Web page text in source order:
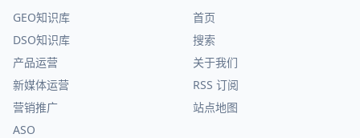
GEO知识库
DSO知识库
产品运营
新媒体运营
营销推广
ASO
首页
搜索
关于我们
RSS 订阅
站点地图